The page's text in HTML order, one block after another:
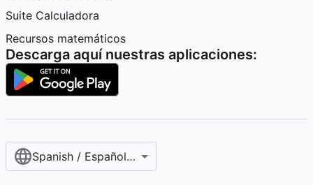
Suite Calculadora
Recursos matemáticos
Descarga aquí nuestras aplicaciones:
Spanish / Español (internacional)